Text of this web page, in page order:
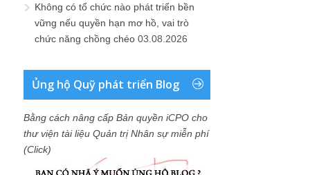
Không có tổ chức nào phát triển bền
vững nếu quyền hạn mơ hồ, vai trò
chức năng chồng chéo 03.08.2026
Ủng hộ Quỹ phát triển Blog
Bằng cách nâng cấp Bản quyền iCPO cho
thư viện tài liệu Quản trị Nhân sự miễn phí
(Click)